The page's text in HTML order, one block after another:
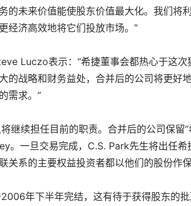
的未来价值能使股东价值最大化。我们将
经济高效地将它们投放市场。”
Luczo表示：“希捷董事会都热心于这次
的战略和财务益处，合并后的公司将更好
需求。”
继续担任目前的职责。合并后的公司保留
。一旦交易完成，C.S. Park先生将出任
关系的主要权益投资者都以他们的股份作保
年下半年完结，这有待于获得股东的